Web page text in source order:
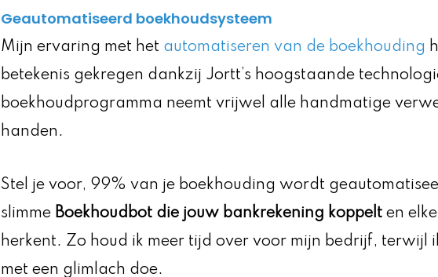
Geautomatiseerd boekhoudsysteem
Mijn ervaring met het automatiseren van de boekhouding
betekenis gekregen dankzij Jortt’s hoogstaande
boekhoudprogramma neemt vrijwel alle handmatige
handen.
Stel je voor, 99% van je boekhouding wordt
slimme Boekhoudbot die jouw bankrekening koppelt en
herkent. Zo houd ik meer tijd over voor mijn bedrijf, terwijl
met een glimlach doe.